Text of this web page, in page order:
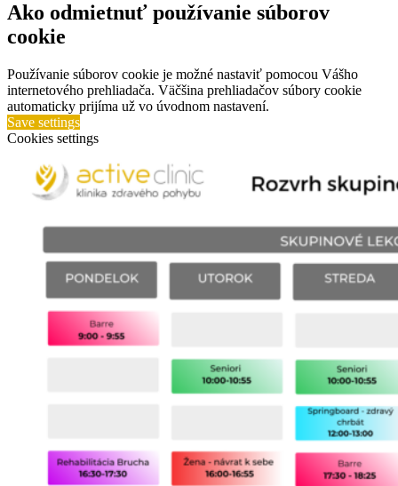
Ako odmietnuť používanie súborov
cookie
Používanie súborov cookie je možné nastaviť pomocou Vášho
internetového prehliadača. Väčšina prehliadačov súbory cookie
automaticky prijíma už vo úvodnom nastavení.
Save settings
Cookies settings